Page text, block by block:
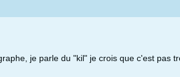
je parle du "kil" je crois que c'est pas